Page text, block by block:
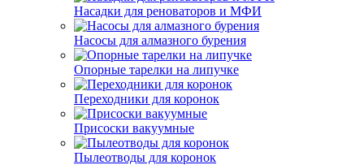
Насадки для реноваторов и МФИ
Насосы для алмазного бурения
Опорные тарелки на липучке
Переходники для коронок
Присоски вакуумные
Пылеотводы для коронок